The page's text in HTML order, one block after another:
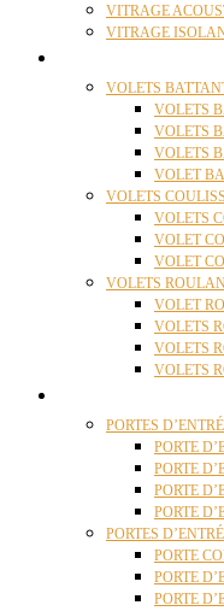
VITRAGE
VITRAGE
VOLETS
VOLETS
VOLETS
VOLETS
VOLET
VOLETS
VOLETS
VOLET
VOLET
VOLETS
VOLET
VOLETS
VOLETS
VOLETS
PORTES
PORTE
PORTE
PORTE
PORTE
PORTES
PORTE
PORTE
PORTE